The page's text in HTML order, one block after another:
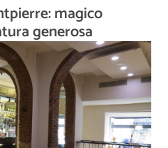
magico
generosa